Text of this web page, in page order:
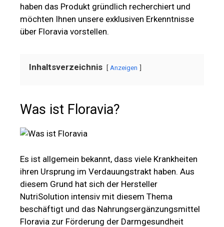
haben das Produkt gründlich recherchiert und
möchten Ihnen unsere exklusiven Erkenntnisse
über Floravia vorstellen.
Inhaltsverzeichnis Anzeigen
Was ist Floravia?
Es ist allgemein bekannt, dass viele Krankheiten
ihren Ursprung im Verdauungstrakt haben. Aus
diesem Grund hat sich der Hersteller
NutriSolution intensiv mit diesem Thema
beschäftigt und das Nahrungsergänzungsmittel
Floravia zur Förderung der Darmgesundheit